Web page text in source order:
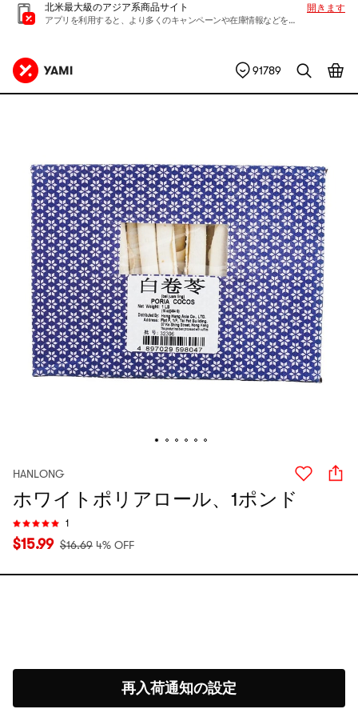
北米最大級のアジア系商品サイト
アプリを利用すると、より多くのキャンペーンや在庫情報などを入手できます
開きます
91789
HANLONG
ホワイトポリアロール、1ポンド
1
$15.99 $16.69 4% OFF
再入荷通知の設定